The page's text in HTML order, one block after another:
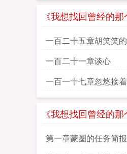
《我想找回曾经的
一百二十五章胡笑笑
一百二十一章谈心
一百一十七章忽悠接
《我想找回曾经的
第一章蒙圈的任务简报